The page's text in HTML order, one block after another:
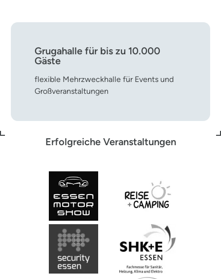
Grugahalle für bis zu 10.000
Gäste
flexible Mehrzweckhalle für Events und
Großveranstaltungen
Erfolgreiche Veranstaltungen